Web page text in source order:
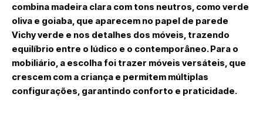
combina madeira clara com tons neutros, como verde
oliva e goiaba, que aparecem no papel de parede
Vichy verde e nos detalhes dos móveis, trazendo
equilíbrio entre o lúdico e o contemporâneo. Para o
mobiliário, a escolha foi trazer móveis versáteis, que
crescem com a criança e permitem múltiplas
configurações, garantindo conforto e praticidade.